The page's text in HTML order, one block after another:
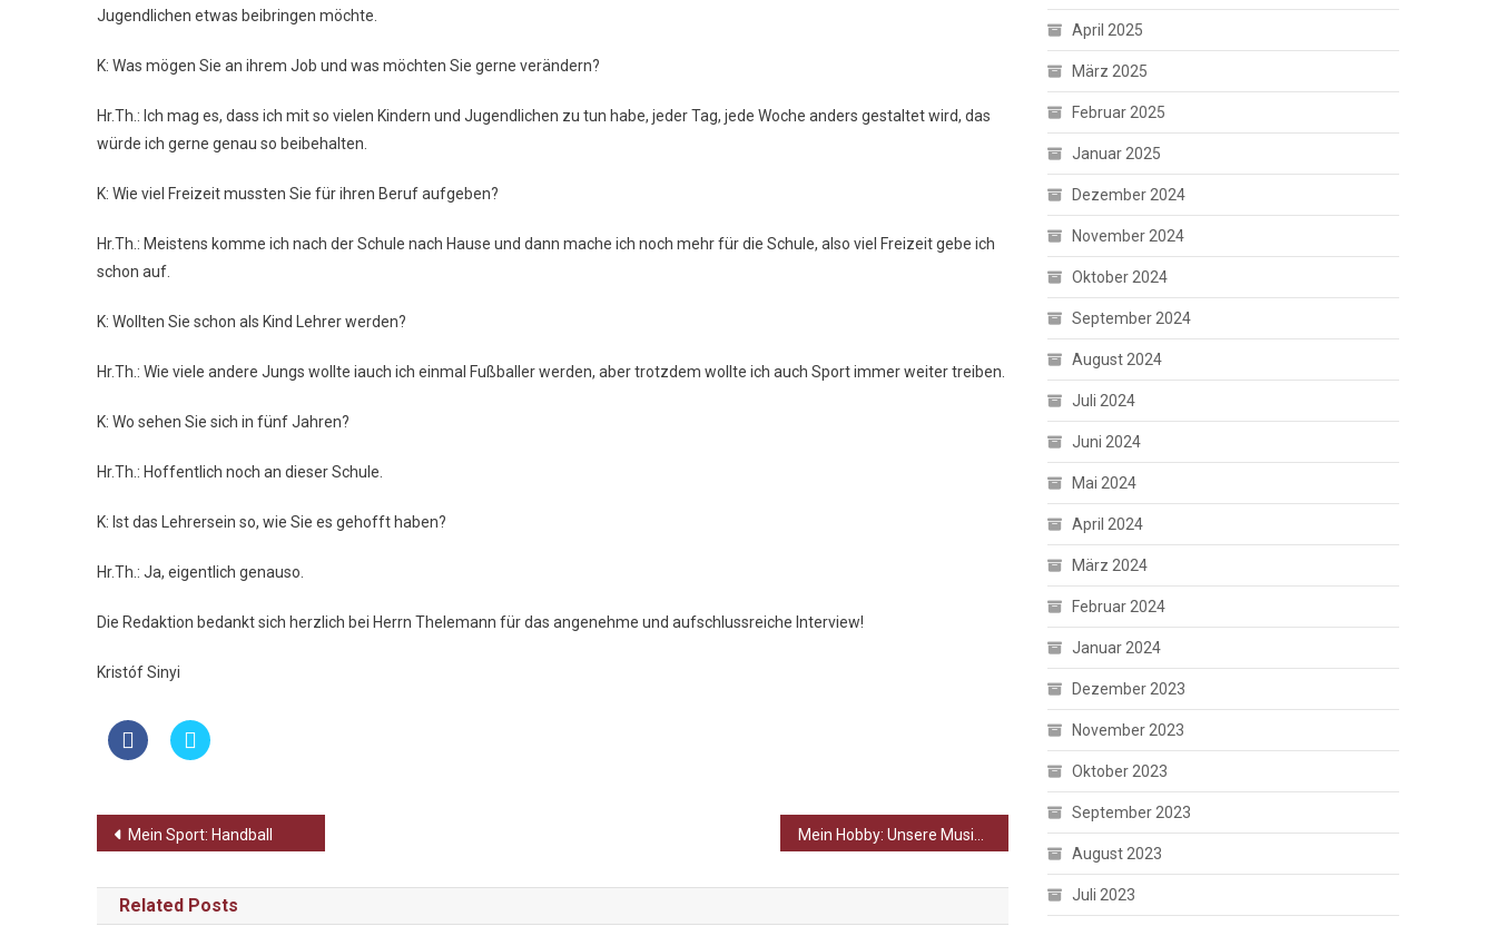
Jugendlichen etwas beibringen möchte.
K: Was mögen Sie an ihrem Job und was möchten Sie gerne verändern?
Hr.Th.: Ich mag es, dass ich mit so vielen Kindern und Jugendlichen zu tun habe, jeder Tag, jede Woche anders gestaltet wird, das
würde ich gerne genau so beibehalten.
K: Wie viel Freizeit mussten Sie für ihren Beruf aufgeben?
Hr.Th.: Meistens komme ich nach der Schule nach Hause und dann mache ich noch mehr für die Schule, also viel Freizeit gebe ich
schon auf.
K: Wollten Sie schon als Kind Lehrer werden?
Hr.Th.: Wie viele andere Jungs wollte iauch ich einmal Fußballer werden, aber trotzdem wollte ich auch Sport immer weiter treiben.
K: Wo sehen Sie sich in fünf Jahren?
Hr.Th.: Hoffentlich noch an dieser Schule.
K: Ist das Lehrersein so, wie Sie es gehofft haben?
Hr.Th.: Ja, eigentlich genauso.
Die Redaktion bedankt sich herzlich bei Herrn Thelemann für das angenehme und aufschlussreiche Interview!
Kristóf Sinyi
Beitragsnavigation
Mein Sport: Handball
Related Posts
April 2025
März 2025
Februar 2025
Januar 2025
Dezember 2024
November 2024
Oktober 2024
September 2024
August 2024
Juli 2024
Juni 2024
Mai 2024
April 2024
März 2024
Februar 2024
Januar 2024
Dezember 2023
November 2023
Oktober 2023
September 2023
August 2023
Juli 2023